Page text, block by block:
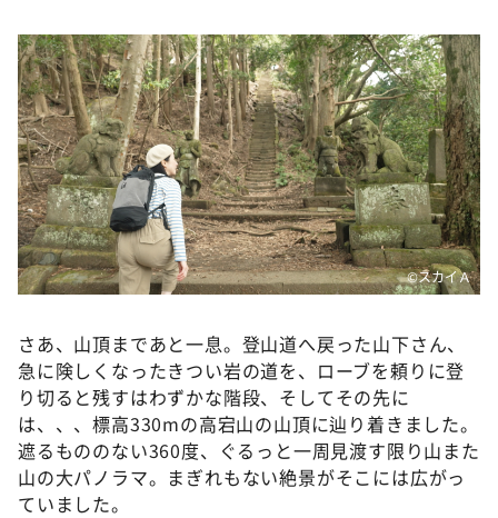
©スカイＡ
さあ、山頂まであと一息。登山道へ戻った山下さん、
急に険しくなったきつい岩の道を、ローブを頼りに登
り切ると残すはわずかな階段、そしてその先に
は、、、標高330mの高宕山の山頂に辿り着きました。
遮るもののない360度、ぐるっと一周見渡す限り山また
山の大パノラマ。まぎれもない絶景がそこには広がっ
ていました。